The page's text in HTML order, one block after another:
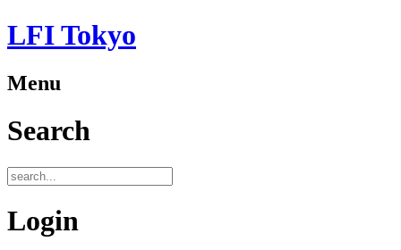
LFI Tokyo
Menu
Search
Login